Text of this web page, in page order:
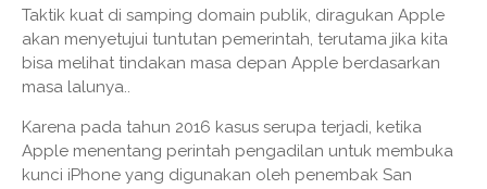
Taktik kuat di samping domain publik, diragukan Apple
akan menyetujui tuntutan pemerintah, terutama jika kita
bisa melihat tindakan masa depan Apple berdasarkan
masa lalunya..
Karena pada tahun 2016 kasus serupa terjadi, ketika
Apple menentang perintah pengadilan untuk membuka
kunci iPhone yang digunakan oleh penembak San